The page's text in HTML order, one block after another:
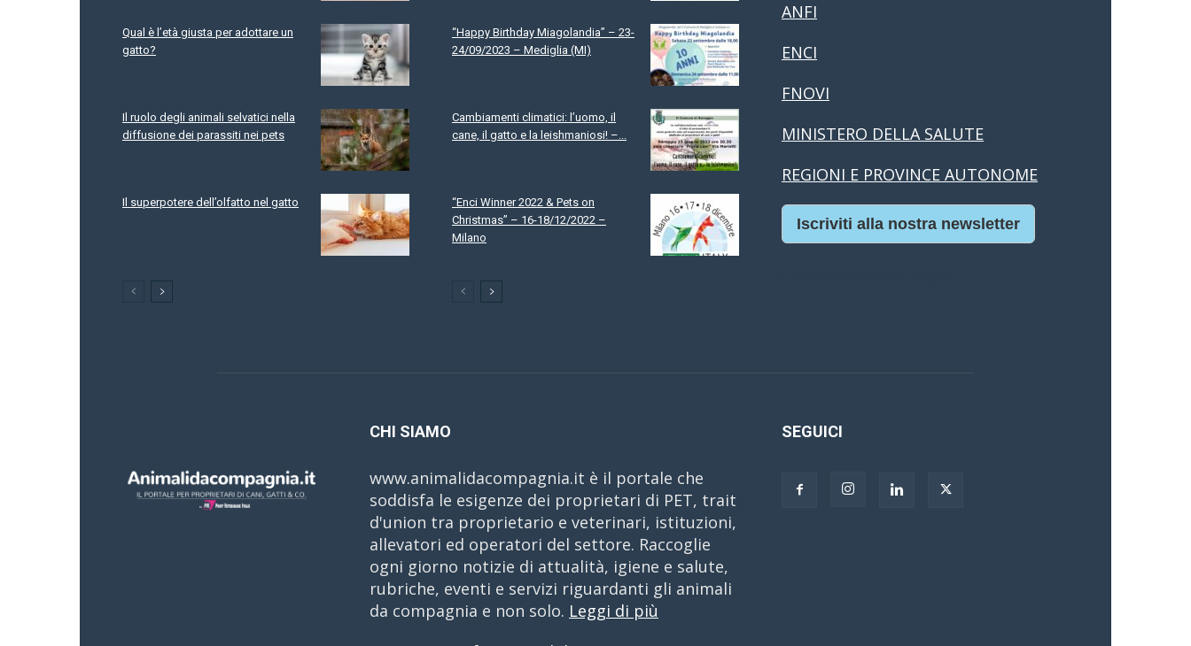
Qual è l’età giusta per adottare un
gatto?
Il ruolo degli animali selvatici nella
diffusione dei parassiti nei pets
Il superpotere dell’olfatto nel gatto
“Happy Birthday Miagolandia” – 23-
24/09/2023 – Mediglia (MI)
Cambiamenti climatici: l’uomo, il
cane, il gatto e la leishmaniosi! –...
“Enci Winner 2022 & Pets on
Christmas” – 16-18/12/2022 –
Milano
ANFI
ENCI
FNOVI
MINISTERO DELLA SALUTE
REGIONI E PROVINCE AUTONOME
Iscriviti alla nostra newsletter
CHI SIAMO
www.animalidacompagnia.it è il portale che
soddisfa le esigenze dei proprietari di PET, trait
d'union tra proprietario e veterinari, istituzioni,
allevatori ed operatori del settore. Raccoglie
ogni giorno notizie di attualità, igiene e salute,
rubriche, eventi e servizi riguardanti gli animali
da compagnia e non solo. Leggi di più
SEGUICI